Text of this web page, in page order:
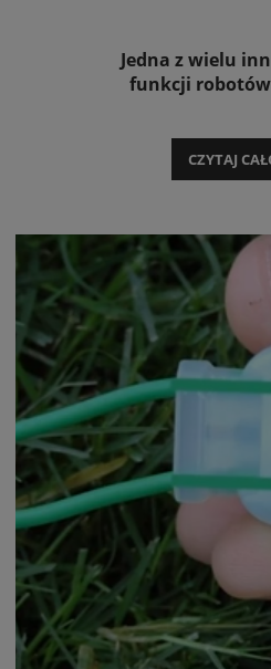
Jedna z wielu
funkcji robotów
CZYTAJ